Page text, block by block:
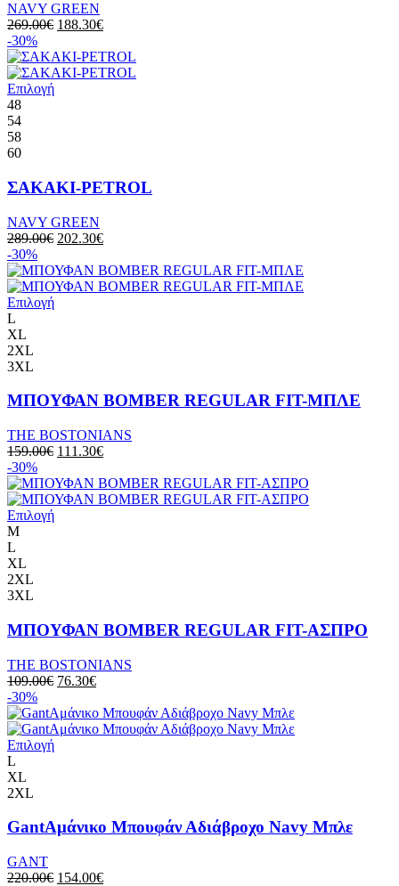
NAVY GREEN
269.00€ 188.30€
-30%
Επιλογή
48
54
58
60
ΣΑΚΑΚΙ-PETROL
NAVY GREEN
289.00€ 202.30€
-30%
Επιλογή
L
XL
2XL
3XL
ΜΠΟΥΦΑΝ BOMBER REGULAR FIT-ΜΠΛΕ
THE BOSTONIANS
159.00€ 111.30€
-30%
Επιλογή
M
L
XL
2XL
3XL
ΜΠΟΥΦΑΝ BOMBER REGULAR FIT-ΑΣΠΡΟ
THE BOSTONIANS
109.00€ 76.30€
-30%
Επιλογή
L
XL
2XL
GantΑμάνικο Μπουφάν Αδιάβροχο Navy Μπλε
GANT
220.00€ 154.00€